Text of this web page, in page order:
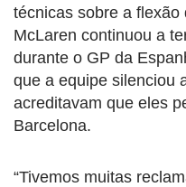
técnicas sobre a flexão
McLaren continuou a
durante o GP da
que a equipe silenciou
acreditavam que eles
Barcelona.
“Tivemos muitas